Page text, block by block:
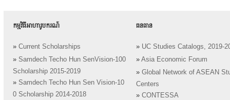
កម្មវិធីអាហារូបករណ៍
» Current Scholarships
» Samdech Techo Hun SenVision-100
Scholarship 2015-2019
» Samdech Techo Hun Sen Vision-10
0 Scholarship 2014-2018
ធនធាន
» UC Studies Catalogs, 2019-
» Asia Economic Forum
» Global Network of ASEAN
Centers
» CONTESSA